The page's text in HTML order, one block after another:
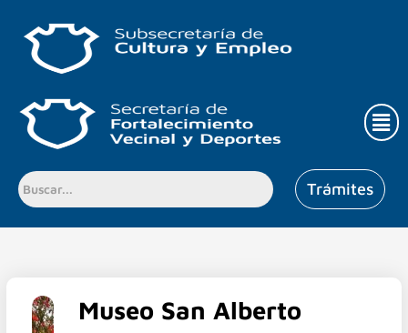
contenido
Trámites
Museo San Alberto